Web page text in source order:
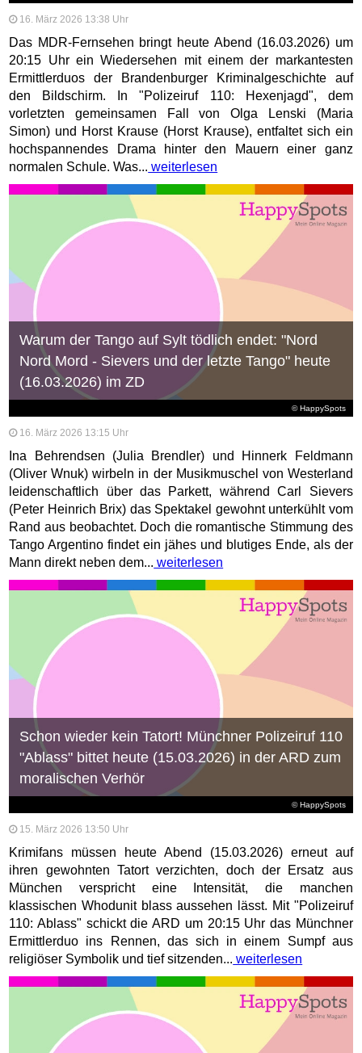
16. März 2026 13:38 Uhr
Das MDR-Fernsehen bringt heute Abend (16.03.2026) um
20:15 Uhr ein Wiedersehen mit einem der markantesten
Ermittlerduos der Brandenburger Kriminalgeschichte auf
den Bildschirm. In "Polizeiruf 110: Hexenjagd", dem
vorletzten gemeinsamen Fall von Olga Lenski (Maria
Simon) und Horst Krause (Horst Krause), entfaltet sich ein
hochspannendes Drama hinter den Mauern einer ganz
normalen Schule. Was... weiterlesen
© HappySpots
Warum der Tango auf Sylt tödlich endet: "Nord
Nord Mord - Sievers und der letzte Tango" heute
(16.03.2026) im ZD
16. März 2026 13:15 Uhr
Ina Behrendsen (Julia Brendler) und Hinnerk Feldmann
(Oliver Wnuk) wirbeln in der Musikmuschel von Westerland
leidenschaftlich über das Parkett, während Carl Sievers
(Peter Heinrich Brix) das Spektakel gewohnt unterkühlt vom
Rand aus beobachtet. Doch die romantische Stimmung des
Tango Argentino findet ein jähes und blutiges Ende, als der
Mann direkt neben dem... weiterlesen
© HappySpots
Schon wieder kein Tatort! Münchner Polizeiruf 110
"Ablass" bittet heute (15.03.2026) in der ARD zum
moralischen Verhör
15. März 2026 13:50 Uhr
Krimifans müssen heute Abend (15.03.2026) erneut auf
ihren gewohnten Tatort verzichten, doch der Ersatz aus
München verspricht eine Intensität, die manchen
klassischen Whodunit blass aussehen lässt. Mit "Polizeiruf
110: Ablass" schickt die ARD um 20:15 Uhr das Münchner
Ermittlerduo ins Rennen, das sich in einem Sumpf aus
religiöser Symbolik und tief sitzenden... weiterlesen